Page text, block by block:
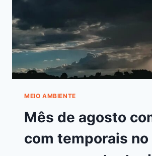
MEIO AMBIENTE
Mês de agosto
com temporais no